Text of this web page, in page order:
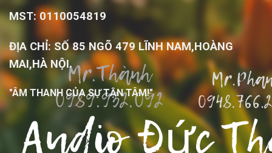
MST: 0110054819
ĐỊA CHỈ: SỐ 85 NGÕ 479 LĨNH NAM,HOÀNG
MAI,HÀ NỘI.
"ÂM THANH CỦA SỰ TẬN TÂM!"